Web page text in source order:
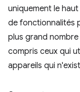
uniquement le
de fonctionnalités
plus grand
compris ceux qui
appareils qui